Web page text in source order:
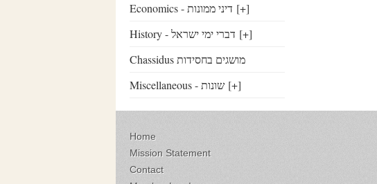
Economics - דיני ממונות [+]
History - דברי ימי ישראל [+]
Chassidus מושגים בחסידות
Miscellaneous - שונות [+]
Home
Mission Statement
Contact